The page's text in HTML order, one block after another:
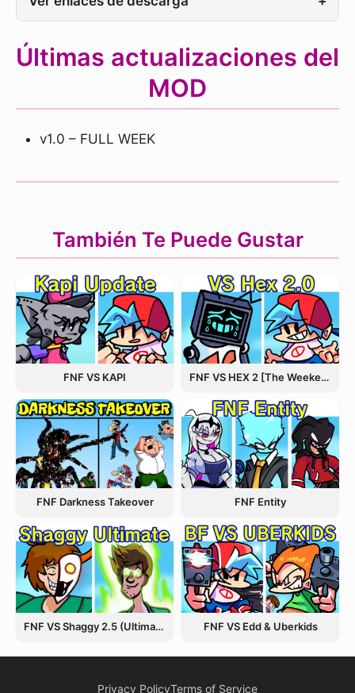
Últimas actualizaciones del
MOD
v1.0 – FULL WEEK
También Te Puede Gustar
FNF VS KAPI FNF VS HEX 2 [The Weekend Update]
FNF Darkness Takeover FNF Entity
FNF VS Shaggy 2.5 (Ultimate Update) FNF VS Edd & Uberkids
Privacy PolicyTerms of Service